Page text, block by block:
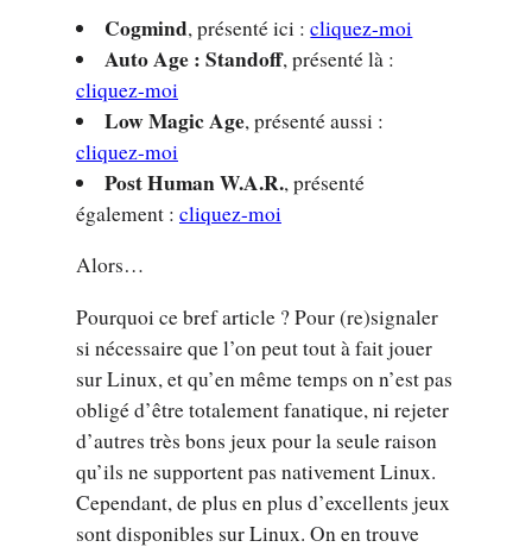
Cogmind, présenté ici :cliquez-moi
Auto Age : Standoff, présenté là :
cliquez-moi
Low Magic Age, présenté aussi :
cliquez-moi
Post Human W.A.R., présenté
également : cliquez-moi
Alors…
Pourquoi ce bref article ? Pour (re)signaler
si nécessaire que l’on peut tout à fait jouer
sur Linux, et qu’en même temps on n’est pas
obligé d’être totalement fanatique, ni rejeter
d’autres très bons jeux pour la seule raison
qu’ils ne supportent pas nativement Linux.
Cependant, de plus en plus d’excellents jeux
sont disponibles sur Linux. On en trouve